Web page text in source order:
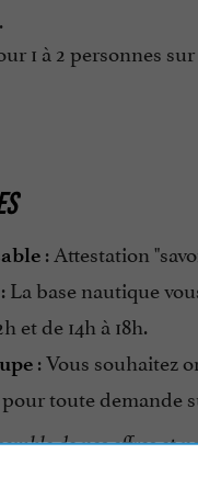
1 à 2 personnes
: Attestation
La base nautique
et de 14h à 18h.
: Vous souhaitez
toute demande
de nos offres et